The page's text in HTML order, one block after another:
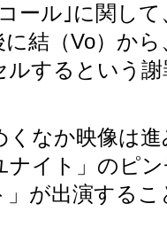
ール｣に関し
結（Vo）か
するという
くなか映像は
ナイト」のピ
」が出演する